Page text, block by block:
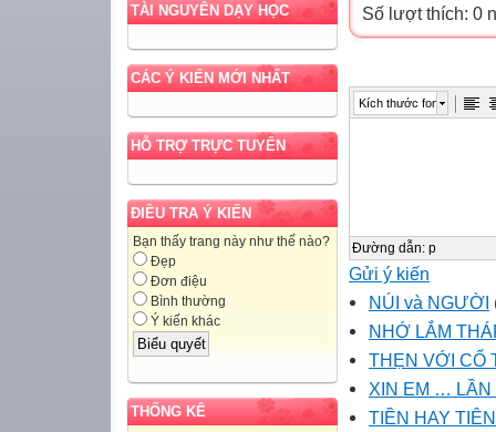
TÀI NGUYÊN DẠY HỌC
CÁC Ý KIẾN MỚI NHẤT
HỖ TRỢ TRỰC TUYẾN
ĐIỀU TRA Ý KIẾN
Bạn thấy trang này như thế nào?
Đẹp
Đơn điệu
Bình thường
Ý kiến khác
THỐNG KÊ
Số lượt thích: 0
Kích thước font
Đường dẫn: p
Gửi ý kiến
NÚI và NGƯỜI
NHỚ LẮM
THẸN VỚI CỔ
XIN EM … LẦN
TIỀN HAY